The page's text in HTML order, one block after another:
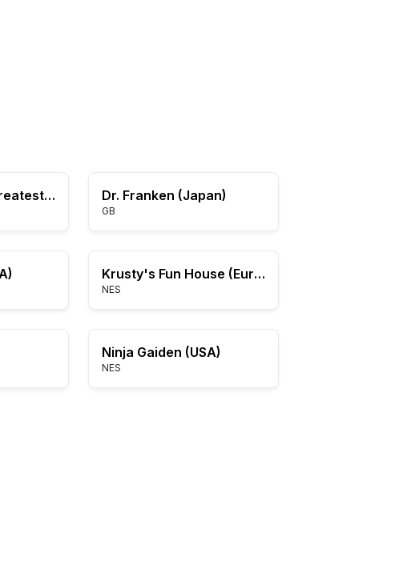
Indiana Jones' Greatest Adventures (Japan) Dr. Franken (Japan)
GB
Krusty's Fun House (Europe)
NES
Ninja Gaiden (USA)
NES